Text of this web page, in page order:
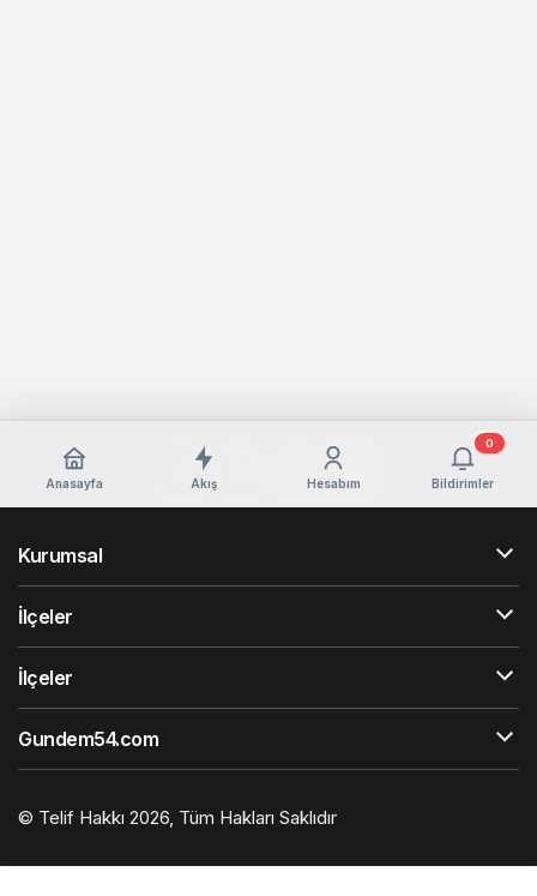
Anasayfa Akış Hesabım Bildirimler
0
Kurumsal
İlçeler
İlçeler
Gundem54.com
© Telif Hakkı 2026, Tüm Hakları Saklıdır